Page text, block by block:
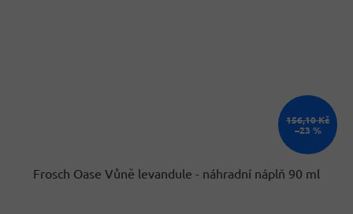
156,10 Kč
–23 %
Frosch Oase Vůně levandule - náhradní náplň 90 ml